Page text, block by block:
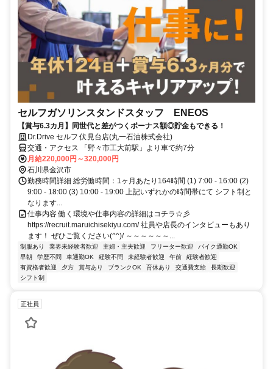
セルフガソリンスタンドスタッフ ENEOS
【賞与6.3カ月】同世代と差がつくボーナス額◎貯金もできる！
Dr.Drive セルフ 伏見台店(丸一石油株式会社)
交通・アクセス 「野々市工大前駅」より車で約7分
月給220,000円～320,000円
石川県金沢市
勤務時間詳細 総労働時間：1ヶ月あたり164時間 (1) 7:00 - 16:00 (2)
9:00 - 18:00 (3) 10:00 - 19:00 上記いずれかの時間帯にて シフト制と
なります...
仕事内容 働く環境や仕事内容の詳細はコチラ☆彡
https://recruit.maruichisekiyu.com/ 社員や店長のインタビューもあり
ます！ ぜひご覧ください(^^)/ ～～～～～～...
制服あり 業界未経験者歓迎 主婦・主夫歓迎 フリーター歓迎
バイク通勤OK
早朝
学歴不問 車通勤OK 経験不問 未経験者歓迎 午前
経験者歓迎
有資格者歓迎
夕方 賞与あり ブランクOK 育休あり 交通費支給
長期歓迎
シフト制
正社員